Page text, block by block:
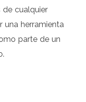
cualquier
una herramienta
parte de un